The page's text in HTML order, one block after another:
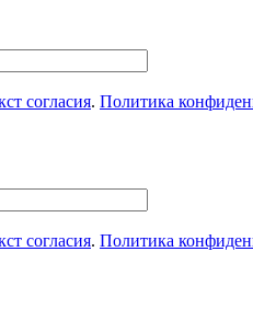
согласия. Политика
согласия. Политика